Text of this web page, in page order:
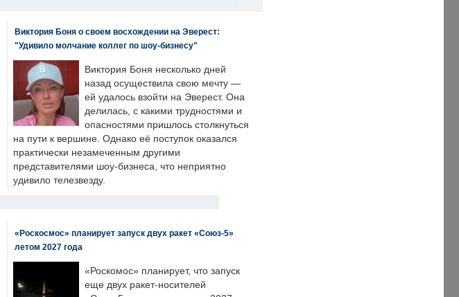
Виктория Боня о своем восхождении на Эверест:
"Удивило молчание коллег по шоу-бизнесу"
Виктория Боня несколько дней
назад осуществила свою мечту —
ей удалось взойти на Эверест. Она
делилась, с какими трудностями и
опасностями пришлось столкнуться
на пути к вершине. Однако её поступок оказался
практически незамеченным другими
представителями шоу-бизнеса, что неприятно
удивило телезвезду.
«Роскосмос» планирует запуск двух ракет «Союз-5»
летом 2027 года
«Роскомос» планирует, что запуск
еще двух ракет-носителей